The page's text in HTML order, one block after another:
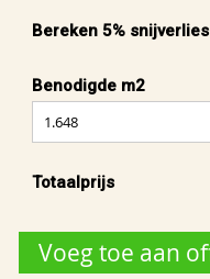
Bereken 5%
Benodigde m2
Totaalprijs
Voeg toe aan